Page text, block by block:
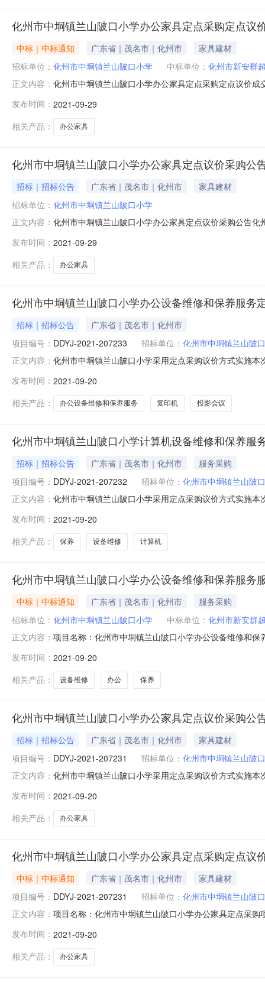
化州市中垌镇兰山陂口小学办公家具定点采购定点议
中标｜中标通知 广东省｜茂名市｜化州市
家具建材
招标单位： 化州市中垌镇兰山陂口小学 中标单位： 化州市新安群
正文内容： 化州市中垌镇兰山陂口小学办公家具定点采购定点议价
量单位供应商报价(元)是否中标办公需要1张1,680.00是
发布时间： 2021-09-29
相关产品：
办公家具
化州市中垌镇兰山陂口小学办公家具定点议价采购公
招标｜招标公告 广东省｜茂名市｜化州市
家具建材
招标单位： 化州市中垌镇兰山陂口小学
正文内容： 化州市中垌镇兰山陂口小学办公家具定点议价采购公告
间：2021年09月29日二、供应商报价须知（一）被邀请
信息，确保符合采
发布时间： 2021-09-29
相关产品：
办公家具
化州市中垌镇兰山陂口小学办公设备维修和保养服务
招标｜招标公告
广东省｜茂名市｜化州市
项目编号： DDYJ-2021-207233 招标单位： 化州市中垌镇兰山陂
正文内容： 化州市中垌镇兰山陂口小学采用定点采购议价方式实施
教学及办公需要用复印机1台2服务类型：桌面运维服务
络设备设备数
发布时间： 2021-09-20
相关产品：
办公设备维修和保养服务 复印机 投影会议
化州市中垌镇兰山陂口小学计算机设备维修和保养服
招标｜招标公告 广东省｜茂名市｜化州市
服务采购
项目编号： DDYJ-2021-207232 招标单位： 化州市中垌镇兰山陂
正文内容： 化州市中垌镇兰山陂口小学采用定点采购议价方式实施
价发起时间：2021年09月20日二、供应商报价须知（一
核对报价信息
发布时间： 2021-09-20
相关产品：
保养 设备维修 计算机
化州市中垌镇兰山陂口小学办公设备维修和保养服务
中标｜中标通知 广东省｜茂名市｜化州市
服务采购
招标单位： 化州市中垌镇兰山陂口小学 中标单位： 化州市新安群
正文内容： 项目名称：化州市中垌镇兰山陂口小学办公设备维修和
维保服务范围：复印机设备数量：1-50台数：11台
发布时间： 2021-09-20
相关产品：
设备维修 办公 保养
化州市中垌镇兰山陂口小学办公家具定点议价采购公
招标｜招标公告 广东省｜茂名市｜化州市
家具建材
项目编号： DDYJ-2021-207231 招标单位： 化州市中垌镇兰山陂
正文内容： 化州市中垌镇兰山陂口小学采用定点采购议价方式实施
2021年09月20日二、供应商报价须知（一）被邀请的供
息，确保符合采购需求，
发布时间： 2021-09-20
相关产品：
办公家具
化州市中垌镇兰山陂口小学办公家具定点采购定点议
中标｜中标通知 广东省｜茂名市｜化州市
家具建材
项目编号： DDYJ-2021-207231 招标单位： 化州市中垌镇兰山陂
正文内容： 项目名称：化州市中垌镇兰山陂口小学办公家具定点采
是采购单位：化州市中垌镇兰山陂口小学2021年09月20日
发布时间： 2021-09-20
相关产品：
办公家具